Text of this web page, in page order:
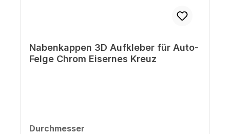
Nabenkappen 3D Aufkleber für Auto-
Felge Chrom Eisernes Kreuz
Durchmesser